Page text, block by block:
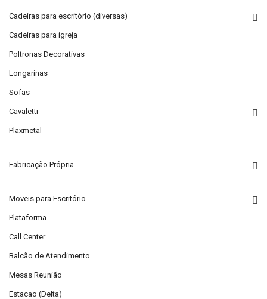
Cadeiras para escritório (diversas)
Cadeiras para igreja
Poltronas Decorativas
Longarinas
Sofas
Cavaletti
Plaxmetal
Fabricação Própria
Moveis para Escritório
Plataforma
Call Center
Balcão de Atendimento
Mesas Reunião
Estacao (Delta)